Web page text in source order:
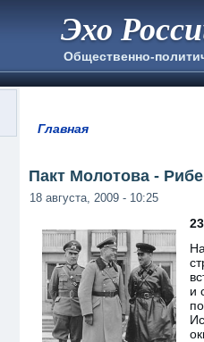
Эхо
Общественно-
Главная
Пакт Молотова -
18 августа, 2009 - 10:25
и